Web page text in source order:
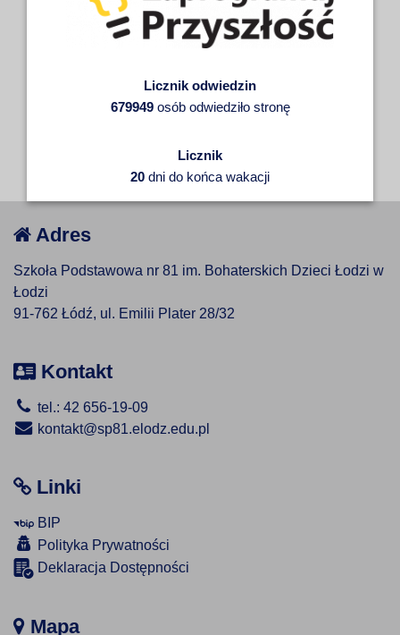
Licznik odwiedzin
679949osób odwiedziło stronę
Licznik
20 dni do końca wakacji
Adres
Szkoła Podstawowa nr 81 im. Bohaterskich Dzieci Łodzi w
Łodzi
91-762 Łódź, ul. Emilii Plater 28/32
Kontakt
tel.: 42 656-19-09
kontakt@sp81.elodz.edu.pl
Linki
BIP
Polityka Prywatności
Deklaracja Dostępności
Mapa